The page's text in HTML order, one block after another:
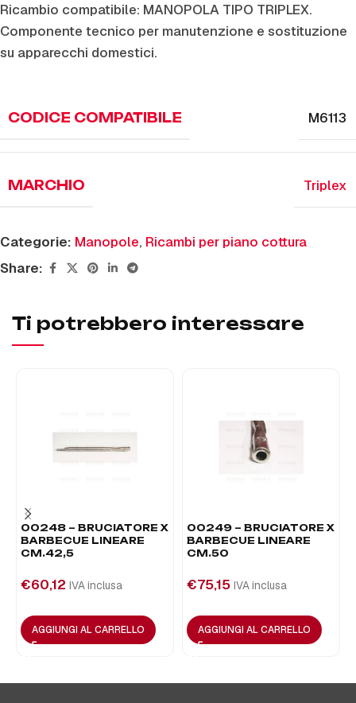
Ricambio compatibile: MANOPOLA TIPO TRIPLEX.
Componente tecnico per manutenzione e sostituzione
su apparecchi domestici.
CODICE COMPATIBILE M6113
MARCHIO Triplex
Categorie: Manopole, Ricambi per piano cottura
Share:
Ti potrebbero interessare
00248 – BRUCIATORE X
BARBECUE LINEARE
CM.42,5
€60,12 IVA inclusa
AGGIUNGI AL CARRELLO
00249 – BRUCIATORE X
BARBECUE LINEARE
CM.50
€75,15 IVA inclusa
AGGIUNGI AL CARRELLO